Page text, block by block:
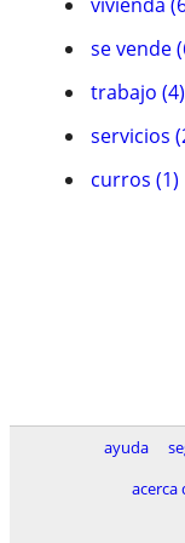
se vende
trabajo (4)
servicios
curros (1)
ayuda
acerca